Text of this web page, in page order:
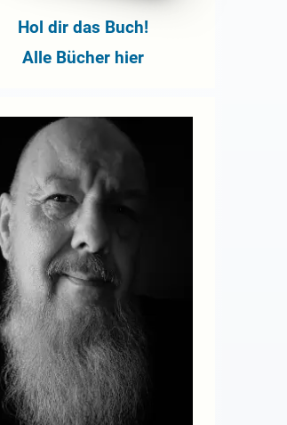
Hol dir das Buch!
Alle Bücher hier